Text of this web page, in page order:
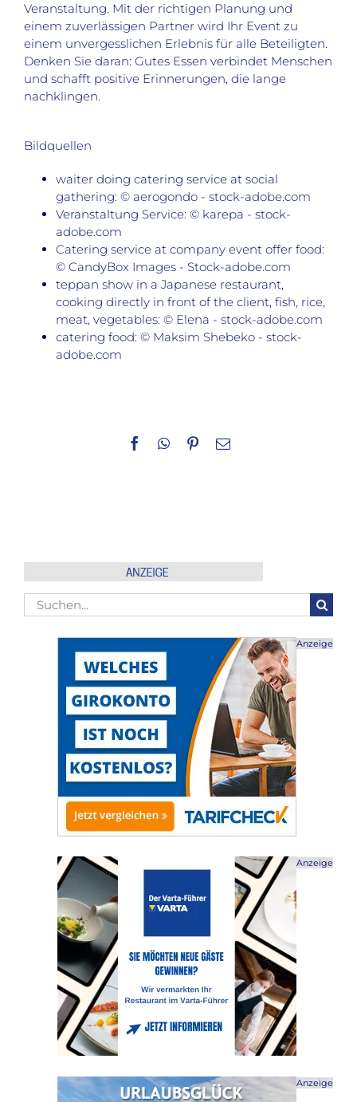
Veranstaltung. Mit der richtigen Planung und
einem zuverlässigen Partner wird Ihr Event zu
einem unvergesslichen Erlebnis für alle Beteiligten.
Denken Sie daran: Gutes Essen verbindet Menschen
und schafft positive Erinnerungen, die lange
nachklingen.
Bildquellen
waiter doing catering service at social
gathering: © aerogondo - stock-adobe.com
Veranstaltung Service: © karepa - stock-
adobe.com
Catering service at company event offer food:
© CandyBox Images - Stock-adobe.com
teppan show in a Japanese restaurant,
cooking directly in front of the client, fish, rice,
meat, vegetables: © Elena - stock-adobe.com
catering food: © Maksim Shebeko - stock-
adobe.com
Facebook
WhatsApp
Pinterest
E-
Suche
nach:
Anzeige
Anzeige
Anzeige